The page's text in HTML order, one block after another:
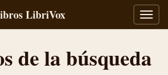
LibriVox
de la búsqueda